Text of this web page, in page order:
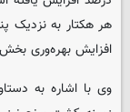
هر هکتار به نزدیک
افزایش بهره‌وری
وی با اشاره به